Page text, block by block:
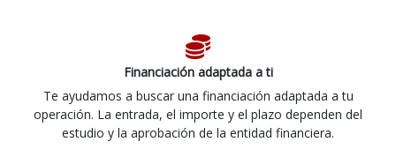
Financiación adaptada a ti
Te ayudamos a buscar una financiación adaptada a tu
operación. La entrada, el importe y el plazo dependen del
estudio y la aprobación de la entidad financiera.